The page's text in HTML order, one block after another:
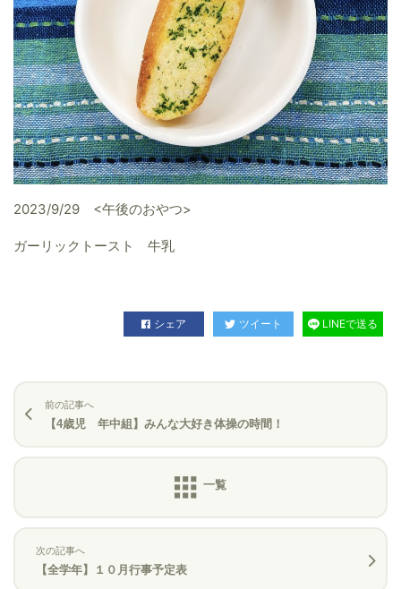
2023/9/29 <午後のおやつ>
ガーリックトースト 牛乳
シェア ツイート LINEで送る
前の記事へ
【4歳児 年中組】みんな大好き体操の時間！
次の記事へ
【全学年】１０月行事予定表